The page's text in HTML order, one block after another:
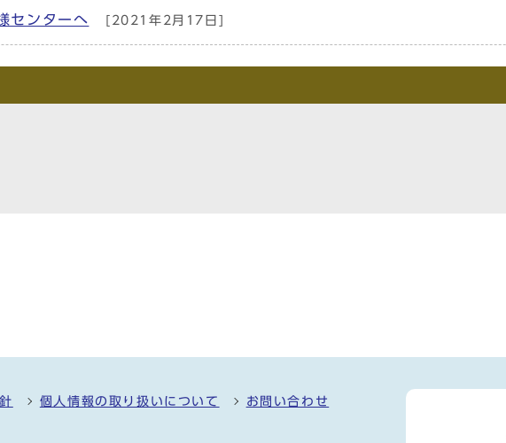
センターへ [2021年2月17日]
個人情報の取り扱いについて お問い合わせ